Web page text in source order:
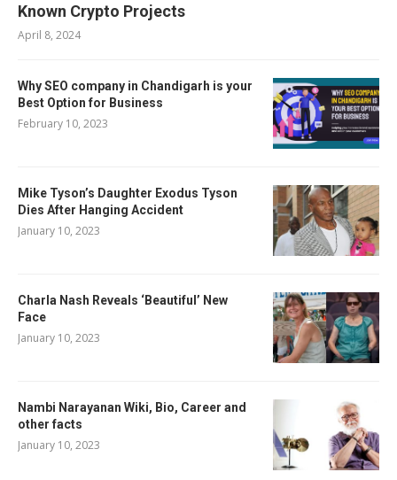
Known Crypto Projects
April 8, 2024
Why SEO company in Chandigarh is your
Best Option for Business
February 10, 2023
Mike Tyson’s Daughter Exodus Tyson
Dies After Hanging Accident
January 10, 2023
Charla Nash Reveals ‘Beautiful’ New
Face
January 10, 2023
Nambi Narayanan Wiki, Bio, Career and
other facts
January 10, 2023